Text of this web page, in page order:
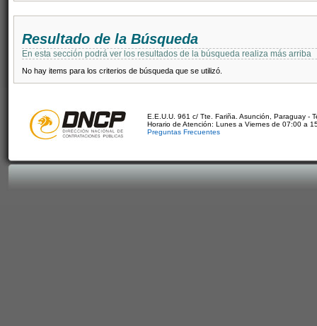
Resultado de la Búsqueda
En esta sección podrá ver los resultados de la búsqueda realiza más arriba
No hay items para los criterios de búsqueda que se utilizó.
E.E.U.U. 961 c/ Tte. Fariña. Asunción, Paraguay -
Horario de Atención: Lunes a Viernes de 07:00 a
Preguntas Frecuentes